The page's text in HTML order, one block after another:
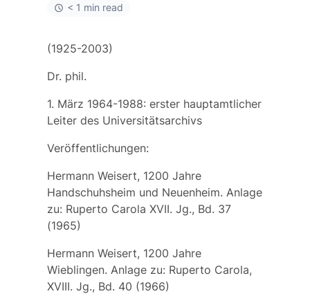
< 1 min read
(1925-2003)
Dr. phil.
1. März 1964-1988: erster hauptamtlicher
Leiter des Universitätsarchivs
Veröffentlichungen:
Hermann Weisert, 1200 Jahre
Handschuhsheim und Neuenheim. Anlage
zu: Ruperto Carola XVII. Jg., Bd. 37
(1965)
Hermann Weisert, 1200 Jahre
Wieblingen. Anlage zu: Ruperto Carola,
XVIII. Jg., Bd. 40 (1966)